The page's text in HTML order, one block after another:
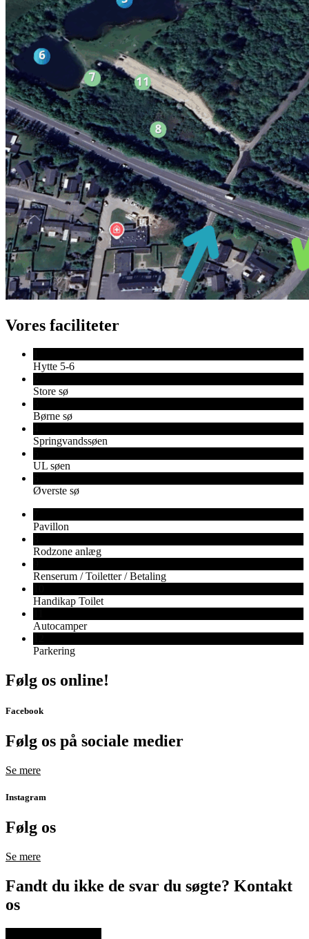
Vores faciliteter
Hytte 5-6
Store sø
Børne sø
Springvandssøen
UL søen
Øverste sø
Pavillon
Rodzone anlæg
Renserum / Toiletter / Betaling
Handikap Toilet
Autocamper
Parkering
Følg os online!
Facebook
Følg os på sociale medier
Se mere
Instagram
Følg os
Se mere
Fandt du ikke de svar du søgte? Kontakt
os